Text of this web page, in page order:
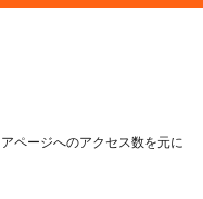
ページへのアクセス数を元に